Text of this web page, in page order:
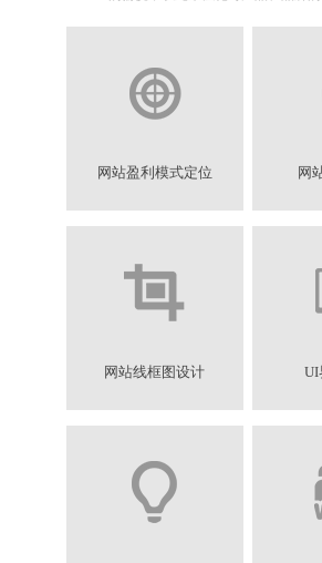
网站盈利模式定位 网
网站线框图设计 UI